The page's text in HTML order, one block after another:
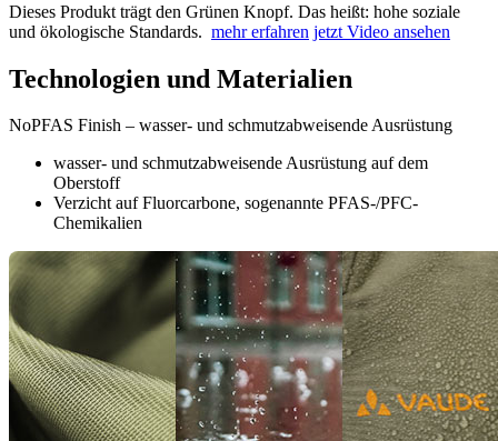
Dieses Produkt trägt den Grünen Knopf. Das heißt: hohe soziale
und ökologische Standards. mehr erfahren jetzt Video ansehen
Technologien und Materialien
NoPFAS Finish – wasser- und schmutzabweisende Ausrüstung
wasser- und schmutzabweisende Ausrüstung auf dem
Oberstoff
Verzicht auf Fluorcarbone, sogenannte PFAS-/PFC-
Chemikalien